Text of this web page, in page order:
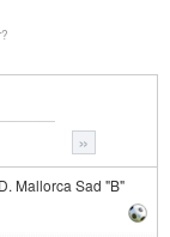
»
Mallorca Sad "B"